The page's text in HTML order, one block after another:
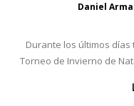
Daniel
Durante los últimos días
Torneo de Invierno de